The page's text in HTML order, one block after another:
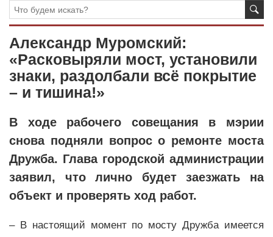
Александр Муромский:
«Расковыряли мост, установили
знаки, раздолбали всё покрытие
– и тишина!»
В ходе рабочего совещания в мэрии
снова подняли вопрос о ремонте моста
Дружба. Глава городской администрации
заявил, что лично будет заезжать на
объект и проверять ход работ.
– В настоящий момент по мосту Дружба имеется